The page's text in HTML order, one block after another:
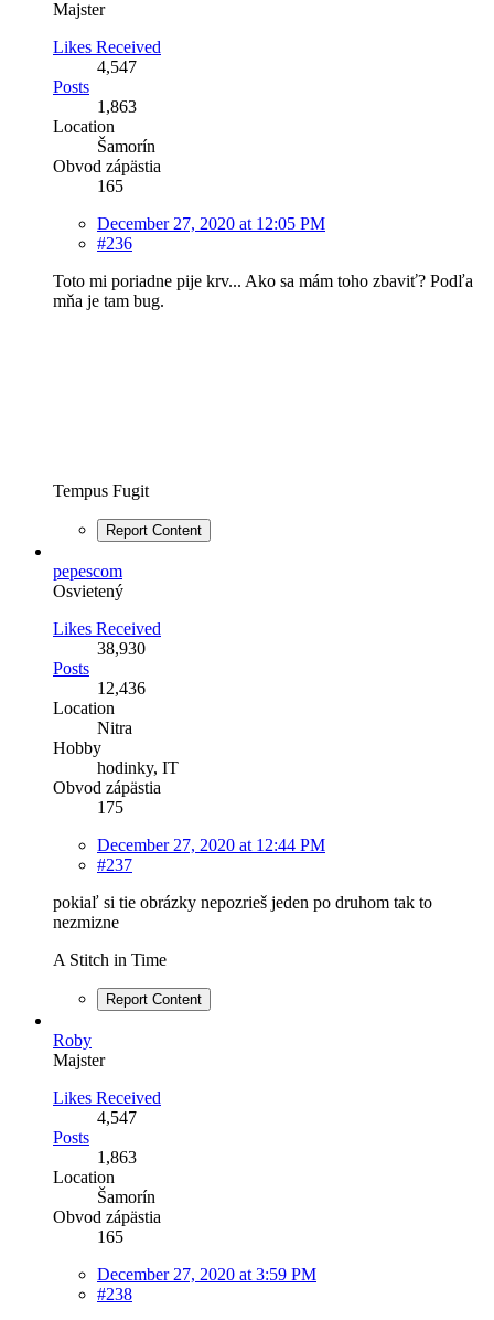
Majster
Likes Received
4,547
Posts
1,863
Location
Šamorín
Obvod zápästia
165
December 27, 2020 at 12:05 PM
#236
Toto mi poriadne pije krv... Ako sa mám toho zbaviť? Podľa
mňa je tam bug.
Tempus Fugit
Report Content
pepescom
Osvietený
Likes Received
38,930
Posts
12,436
Location
Nitra
Hobby
hodinky, IT
Obvod zápästia
175
December 27, 2020 at 12:44 PM
#237
pokiaľ si tie obrázky nepozrieš jeden po druhom tak to
nezmizne
A Stitch in Time
Report Content
Roby
Majster
Likes Received
4,547
Posts
1,863
Location
Šamorín
Obvod zápästia
165
December 27, 2020 at 3:59 PM
#238